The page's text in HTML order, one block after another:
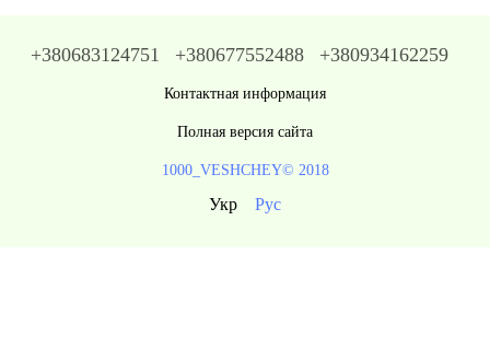
+380683124751 +380677552488 +380934162259
Контактная информация
Полная версия сайта
1000_VESHCHEY© 2018
Укр Рус